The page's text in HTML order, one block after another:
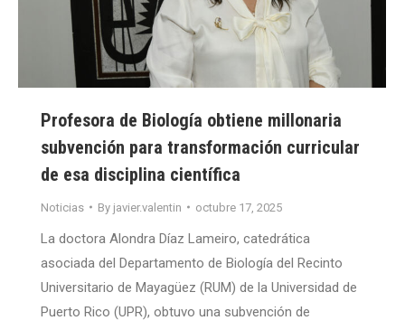
Profesora de Biología obtiene millonaria
subvención para transformación curricular
de esa disciplina científica
Noticias By javier.valentin octubre 17, 2025
La doctora Alondra Díaz Lameiro, catedrática
asociada del Departamento de Biología del Recinto
Universitario de Mayagüez (RUM) de la Universidad de
Puerto Rico (UPR), obtuvo una subvención de